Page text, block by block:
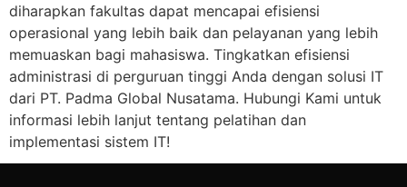
diharapkan fakultas dapat mencapai efisiensi
operasional yang lebih baik dan pelayanan yang lebih
memuaskan bagi mahasiswa. Tingkatkan efisiensi
administrasi di perguruan tinggi Anda dengan solusi IT
dari PT. Padma Global Nusatama. Hubungi Kami untuk
informasi lebih lanjut tentang pelatihan dan
implementasi sistem IT!